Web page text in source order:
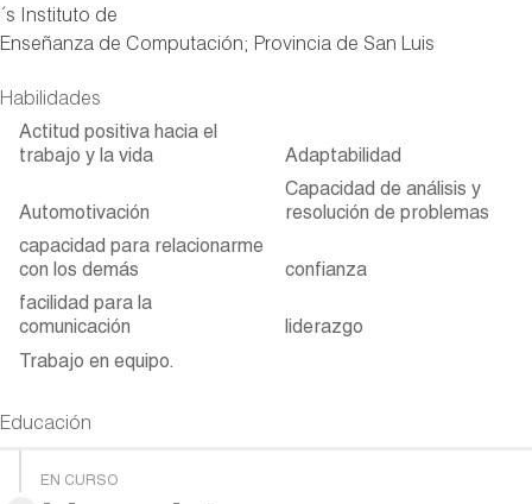
´s Instituto de
Enseñanza de Computación; Provincia de San Luis
Habilidades
Actitud positiva hacia el
trabajo y la vida
Adaptabilidad
Automotivación
Capacidad de análisis y
resolución de problemas
capacidad para relacionarme
con los demás
confianza
facilidad para la
comunicación
liderazgo
Trabajo en equipo.
Educación
EN CURSO